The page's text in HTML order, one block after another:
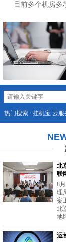
目前多个机房多
热门搜索 : 挂机宝 云
北
联
8
理
案
北
地
运